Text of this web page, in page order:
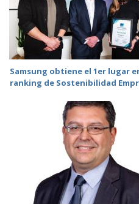
Samsung obtiene el 1er lugar
ranking de Sostenibilidad